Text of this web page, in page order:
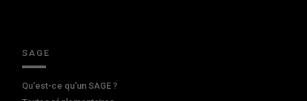
SAGE
Qu'est-ce qu'un SAGE ?